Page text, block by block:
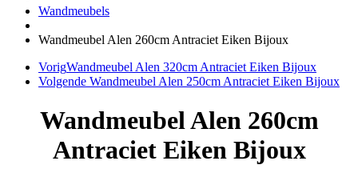
Wandmeubels
Wandmeubel Alen 260cm Antraciet Eiken Bijoux
VorigWandmeubel Alen 320cm Antraciet Eiken Bijoux
Volgende Wandmeubel Alen 250cm Antraciet Eiken Bijoux
Wandmeubel Alen 260cm
Antraciet Eiken Bijoux